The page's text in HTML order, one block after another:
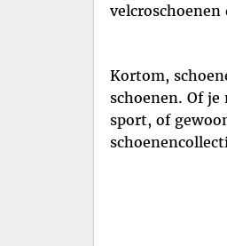
Kortom,
schoenen. Of
sport, of